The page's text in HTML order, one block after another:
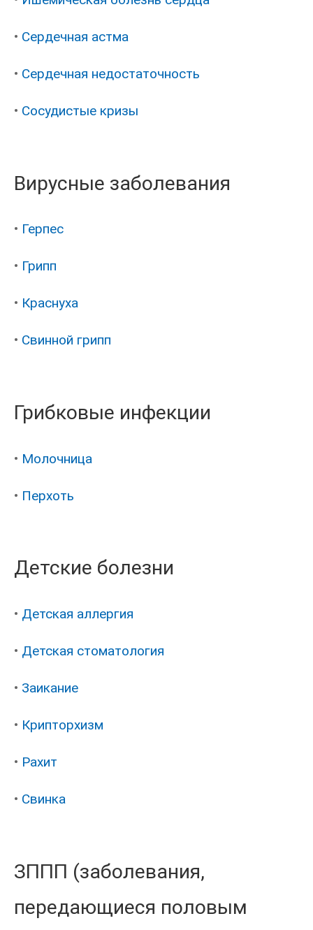
• Сердечная астма
• Сердечная недостаточность
• Сосудистые кризы
Вирусные заболевания
• Герпес
• Грипп
• Краснуха
• Свинной грипп
Грибковые инфекции
• Молочница
• Перхоть
Детские болезни
• Детская аллергия
• Детская стоматология
• Заикание
• Крипторхизм
• Рахит
• Свинка
ЗППП (заболевания,
передающиеся половым